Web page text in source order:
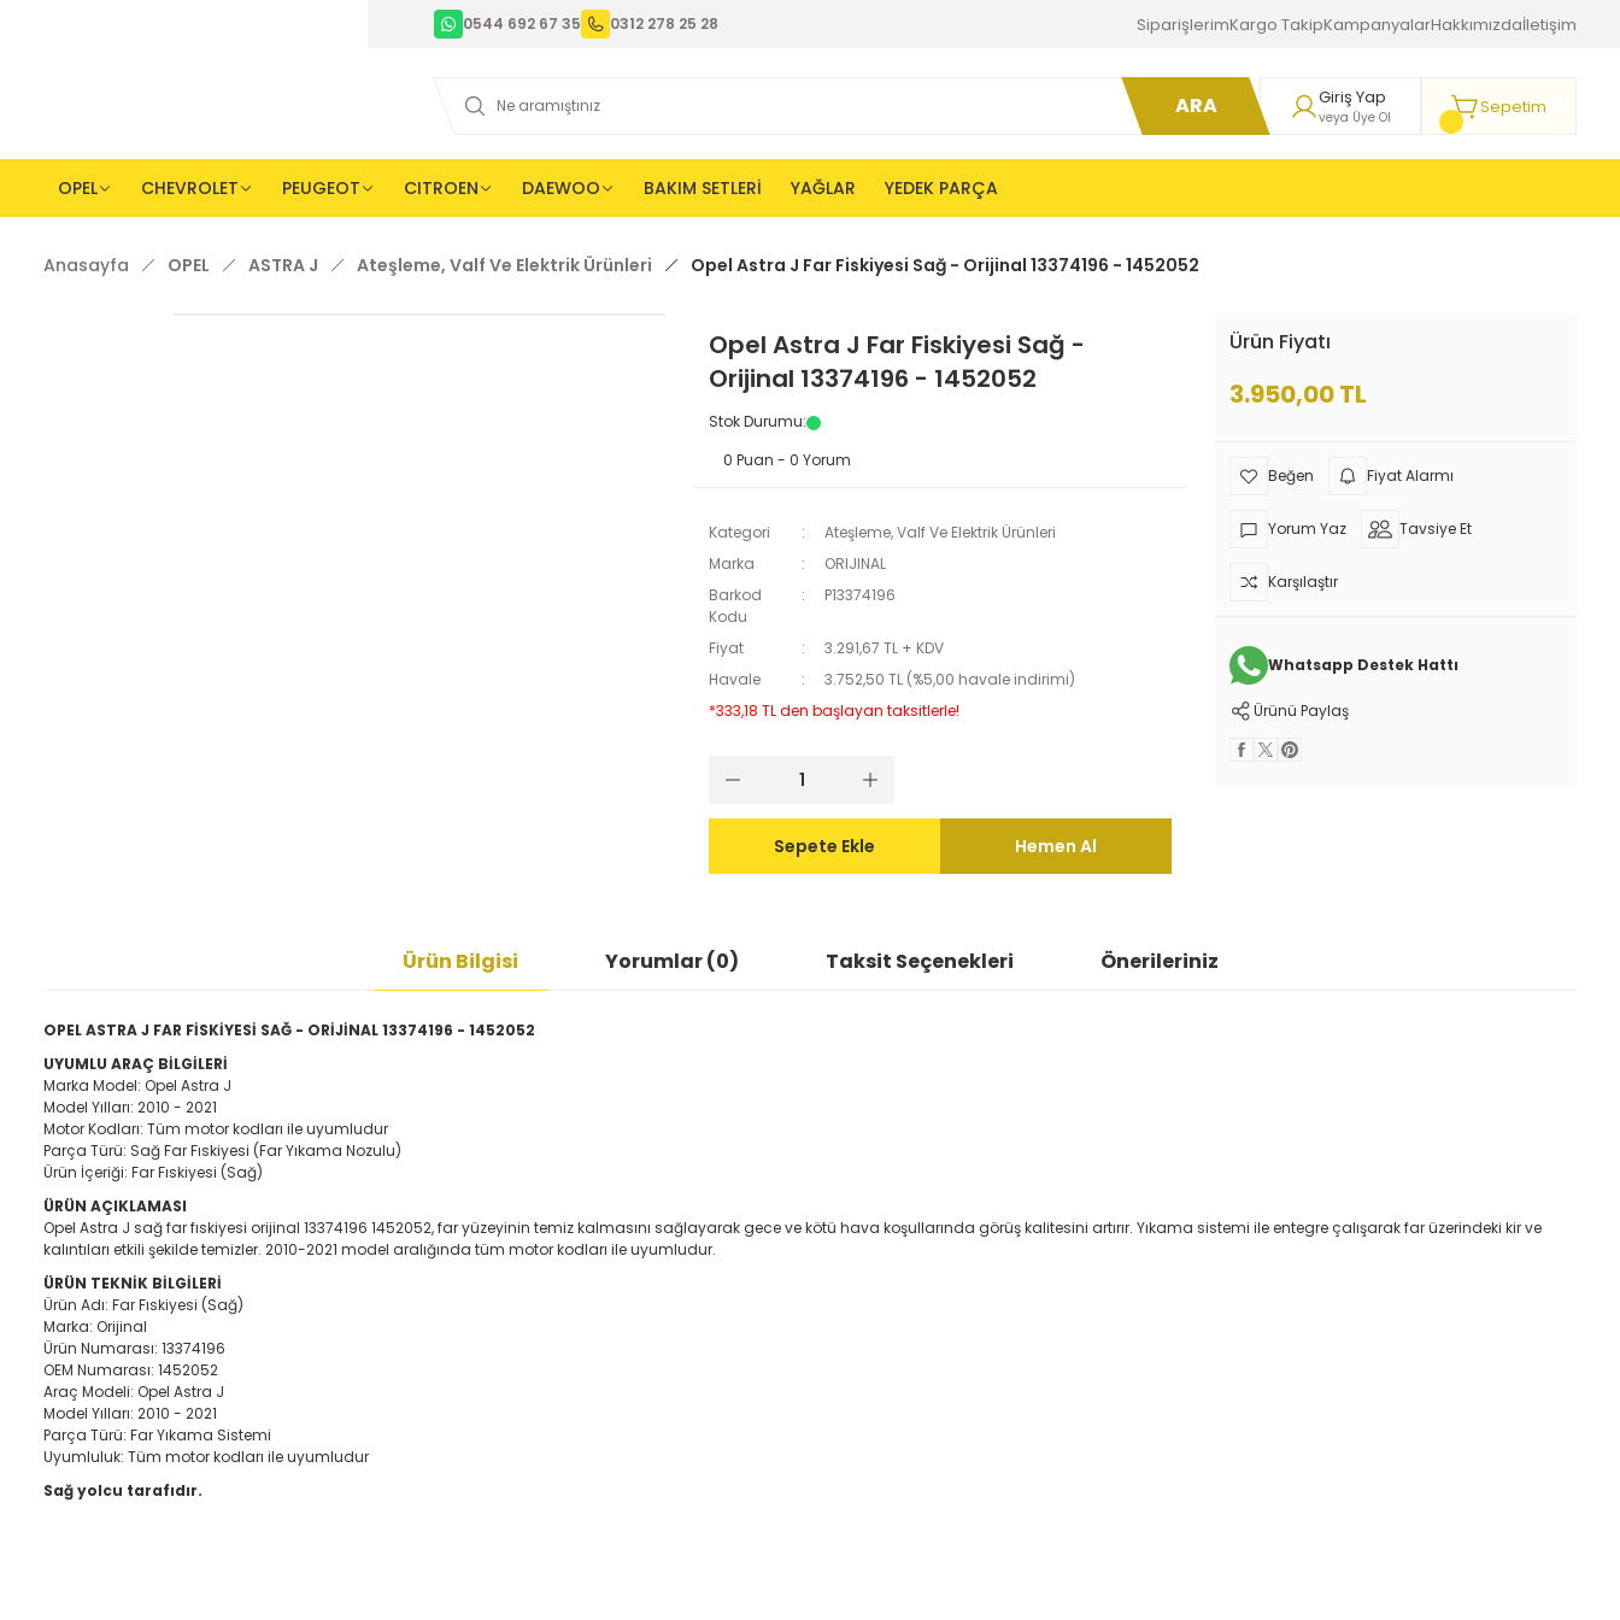
0544 692 67 35 0312 278 25 28 SiparişlerimKargo TakipKampanyalarHakkımızdaİletişim
ARA Giriş Yap
veya Üye Ol Sepetim
OPEL CHEVROLET PEUGEOT CITROEN DAEWOO BAKIM SETLERİ YAĞLAR YEDEK PARÇA
Anasayfa OPEL ASTRA J Ateşleme, Valf Ve Elektrik Ürünleri Opel Astra J Far Fiskiyesi Sağ - Orijinal 13374196 - 1452052
Opel Astra J Far Fiskiyesi Sağ -
Orijinal 13374196 - 1452052
Stok Durumu:
0 Puan - 0 Yorum
Kategori
Ateşleme, Valf Ve Elektrik Ürünleri
Marka
ORIJINAL
Barkod
Kodu
P13374196
Fiyat
3.291,67 TL + KDV
Havale
3.752,50 TL (%5,00 havale indirimi)
*333,18 TL den başlayan taksitlerle!
Sepete Ekle Hemen Al
Ürün Fiyatı
3.950,00 TL
Fiyat Alarmı
Yorum Yaz Tavsiye Et
Karşılaştır
Whatsapp Destek Hattı
Ürünü Paylaş
Ürün Bilgisi Yorumlar (0) Taksit Seçenekleri Önerileriniz
OPEL ASTRA J FAR FİSKİYESİ SAĞ - ORİJİNAL 13374196 - 1452052
UYUMLU ARAÇ BİLGİLERİ
Marka Model: Opel Astra J
Model Yılları: 2010 - 2021
Motor Kodları: Tüm motor kodları ile uyumludur
Parça Türü: Sağ Far Fıskiyesi (Far Yıkama Nozulu)
Ürün İçeriği: Far Fıskiyesi (Sağ)
ÜRÜN AÇIKLAMASI
Opel Astra J sağ far fıskiyesi orijinal 13374196 1452052, far yüzeyinin temiz kalmasını sağlayarak gece ve kötü hava koşullarında görüş kalitesini artırır. Yıkama sistemi ile entegre çalışarak far üzerindeki kir ve
kalıntıları etkili şekilde temizler. 2010-2021 model aralığında tüm motor kodları ile uyumludur.
ÜRÜN TEKNİK BİLGİLERİ
Ürün Adı: Far Fıskiyesi (Sağ)
Marka: Orijinal
Ürün Numarası: 13374196
OEM Numarası: 1452052
Araç Modeli: Opel Astra J
Model Yılları: 2010 - 2021
Parça Türü: Far Yıkama Sistemi
Uyumluluk: Tüm motor kodları ile uyumludur
Sağ yolcu tarafıdır.